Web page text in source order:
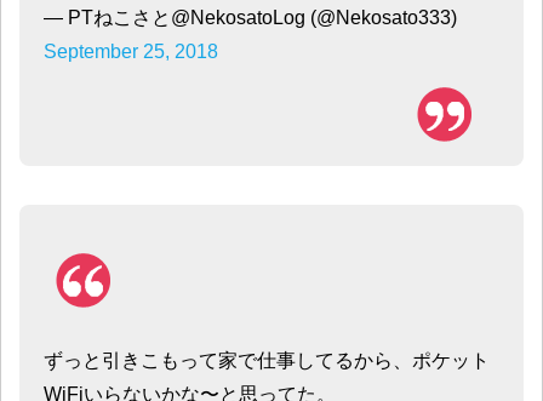
— PTねこさと@NekosatoLog (@Nekosato333)
September 25, 2018
ずっと引きこもって家で仕事してるから、ポケット
WiFiいらないかな〜と思ってた。